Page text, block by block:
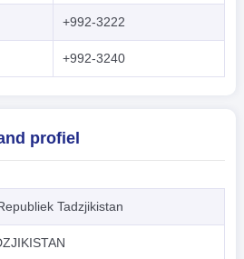
+992-3222
+992-3240
profiel
Tadzjikistan